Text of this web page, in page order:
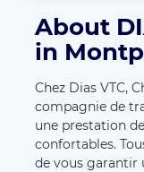
About
in
Chez Dias VTC,
compagnie de
une prestation
confortables.
de vous garantir